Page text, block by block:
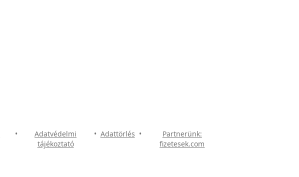
•
Adatvédelmi
tájékoztató
• Adattörlés •
Partnerünk:
fizetesek.com